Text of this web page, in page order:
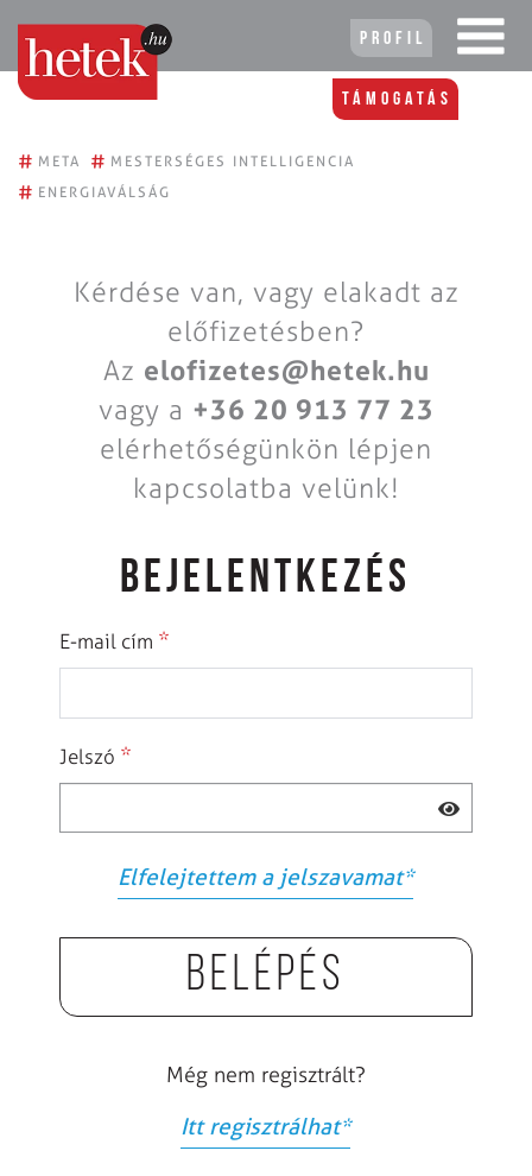
Profil
Támogatás
# META # MESTERSÉGES INTELLIGENCIA
# ENERGIAVÁLSÁG
Kérdése van, vagy elakadt az
előfizetésben?
Az elofizetes@hetek.hu
vagy a +36 20 913 77 23
elérhetőségünkön lépjen
kapcsolatba velünk!
BEJELENTKEZÉS
E-mail cím *
Jelszó *
Elfelejtettem a jelszavamat*
Belépés
Még nem regisztrált?
Itt regisztrálhat*